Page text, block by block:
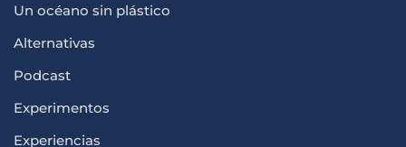
Un océano sin plástico
Alternativas
Podcast
Experimentos
Experiencias